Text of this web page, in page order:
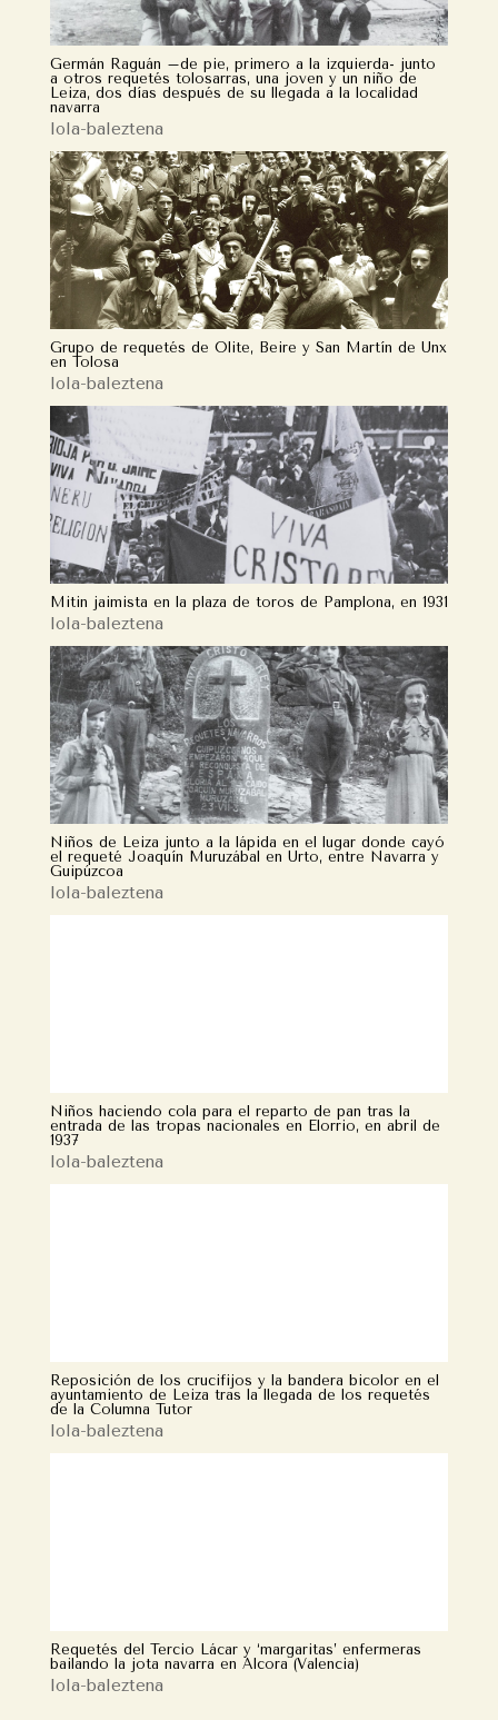
Germán Raguán –de pie, primero a la izquierda- junto
a otros requetés tolosarras, una joven y un niño de
Leiza, dos días después de su llegada a la localidad
navarra
lola-baleztena
Grupo de requetés de Olite, Beire y San Martín de Unx
en Tolosa
lola-baleztena
Mitin jaimista en la plaza de toros de Pamplona, en 1931
lola-baleztena
Niños de Leiza junto a la lápida en el lugar donde cayó
el requeté Joaquín Muruzábal en Urto, entre Navarra y
Guipúzcoa
lola-baleztena
Niños haciendo cola para el reparto de pan tras la
entrada de las tropas nacionales en Elorrio, en abril de
1937
lola-baleztena
Reposición de los crucifijos y la bandera bicolor en el
ayuntamiento de Leiza tras la llegada de los requetés
de la Columna Tutor
lola-baleztena
Requetés del Tercio Lácar y ‘margaritas’ enfermeras
bailando la jota navarra en Alcora (Valencia)
lola-baleztena